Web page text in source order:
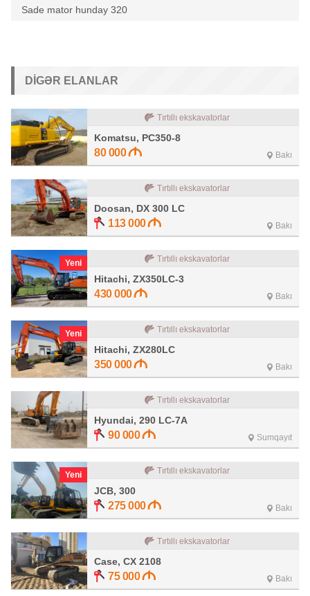
Sade mator hunday 320
DIGƏR ELANLAR
Tırtıllı ekskavatorlar
Komatsu, PC350-8
80 000 Bakı
Tırtıllı ekskavatorlar
Doosan, DX 300 LC
113 000 Bakı
Yeni Tırtıllı ekskavatorlar
Hitachi, ZX350LC-3
430 000 Bakı
Yeni Tırtıllı ekskavatorlar
Hitachi, ZX280LC
350 000 Bakı
Tırtıllı ekskavatorlar
Hyundai, 290 LC-7A
90 000 Sumqayıt
Yeni Tırtıllı ekskavatorlar
JCB, 300
275 000 Bakı
Tırtıllı ekskavatorlar
Case, CX 2108
75 000 Bakı